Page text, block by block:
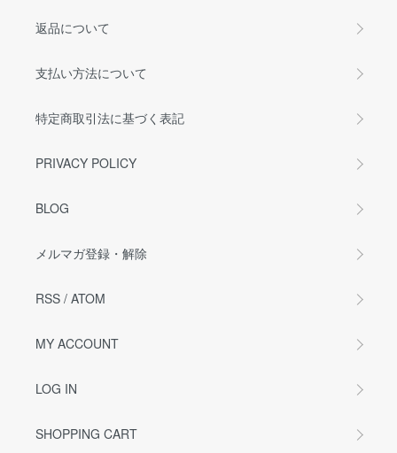
返品について
支払い方法について
特定商取引法に基づく表記
PRIVACY POLICY
BLOG
メルマガ登録・解除
RSS / ATOM
MY ACCOUNT
LOG IN
SHOPPING CART